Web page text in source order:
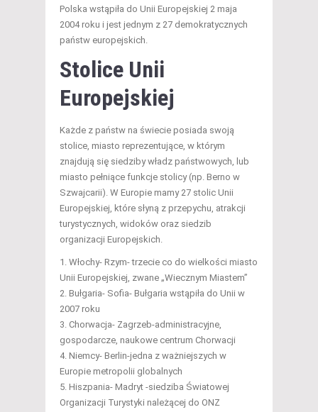
Polska wstąpiła do Unii Europejskiej 2 maja
2004 roku i jest jednym z 27 demokratycznych
państw europejskich.
Stolice Unii
Europejskiej
Każde z państw na świecie posiada swoją
stolice, miasto reprezentujące, w którym
znajdują się siedziby władz państwowych, lub
miasto pełniące funkcje stolicy (np. Berno w
Szwajcarii). W Europie mamy 27 stolic Unii
Europejskiej, które słyną z przepychu, atrakcji
turystycznych, widoków oraz siedzib
organizacji Europejskich.
Włochy- Rzym- trzecie co do wielkości miasto
Unii Europejskiej, zwane „Wiecznym Miastem”
Bułgaria- Sofia- Bułgaria wstąpiła do Unii w
2007 roku
Chorwacja- Zagrzeb-administracyjne,
gospodarcze, naukowe centrum Chorwacji
Niemcy- Berlin-jedna z ważniejszych w
Europie metropolii globalnych
Hiszpania- Madryt -siedziba Światowej
Organizacji Turystyki należącej do ONZ